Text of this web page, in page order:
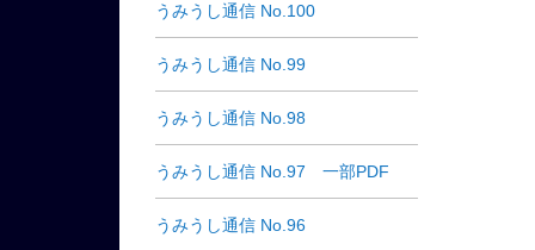
うみうし通信 No.100
うみうし通信 No.99
うみうし通信 No.98
うみうし通信 No.97 一部PDF
うみうし通信 No.96